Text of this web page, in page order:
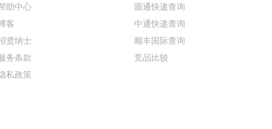
助中心
客
贤纳士
务条款
私政策
圆通快递查询
中通快递查询
顺丰国际查询
竞品比较